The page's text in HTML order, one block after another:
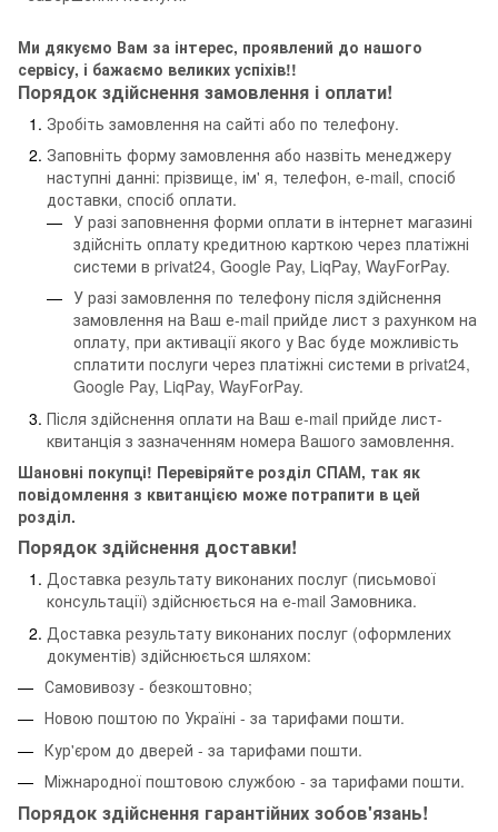
Ми дякуємо Вам за інтерес, проявлений до нашого
сервісу, і бажаємо великих успіхів!!
Порядок здійснення замовлення і оплати!
Зробіть замовлення на сайті або по телефону.
Заповніть форму замовлення або назвіть менеджеру
наступні данні: прізвище, ім' я, телефон, e-mail, спосіб
доставки, спосіб оплати.
У разі заповнення форми оплати в інтернет магазині
здійсніть оплату кредитною карткою через платіжні
системи в privat24, Google Pay, LiqPay, WayForPay.
У разі замовлення по телефону після здійснення
замовлення на Ваш е-mail прийде лист з рахунком на
оплату, при активації якого у Вас буде можливість
сплатити послуги через платіжні системи в privat24,
Google Pay, LiqPay, WayForPay.
Після здійснення оплати на Ваш е-mail прийде лист-
квитанція з зазначенням номера Вашого замовлення.
Шановні покупці! Перевіряйте розділ СПАМ, так як
повідомлення з квитанцією може потрапити в цей
розділ.
Порядок здійснення доставки!
Доставка результату виконаних послуг (письмової
консультації) здійснюється на e-mail Замовника.
Доставка результату виконаних послуг (оформлених
документів) здійснюється шляхом:
Самовивозу - безкоштовно;
Новою поштою по Україні - за тарифами пошти.
Кур'єром до дверей - за тарифами пошти.
Міжнародної поштовою службою - за тарифами пошти.
Порядок здійснення гарантійних зобов'язань!